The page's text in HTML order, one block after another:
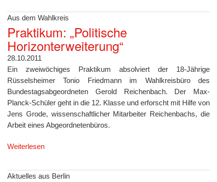
Aus dem Wahlkreis
Praktikum: „Politische
Horizonterweiterung“
28.10.2011
Ein zweiwöchiges Praktikum absolviert der 18-Jährige
Rüsselsheimer Tonio Friedmann im Wahlkreisbüro des
Bundestagsabgeordneten Gerold Reichenbach. Der Max-
Planck-Schüler geht in die 12. Klasse und erforscht mit Hilfe von
Jens Grode, wissenschaftlicher Mitarbeiter Reichenbachs, die
Arbeit eines Abgeordnetenbüros.
Weiterlesen
Aktuelles aus Berlin